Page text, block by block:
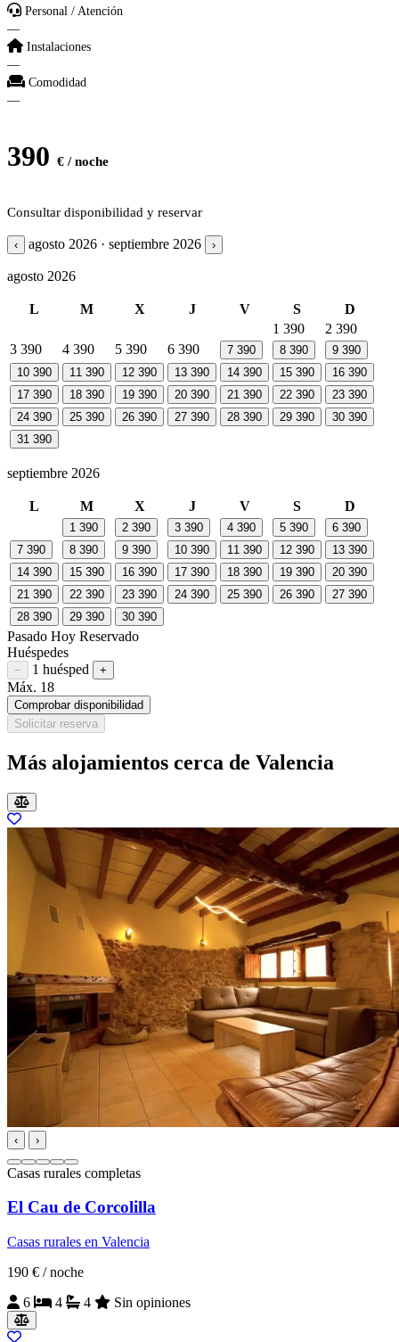
Personal / Atención
—
Instalaciones
—
Comodidad
—
390 € / noche
Consultar disponibilidad y reservar
‹ agosto 2026 · septiembre 2026 ›
agosto 2026
L M X J V S
D
1 390 2 390
3 390 4 390 5 390 6 390 7 390 8 390 9 390
10 390 11 390 12 390 13 390 14 390 15 390 16 390
17 390 18 390 19 390 20 390 21 390 22 390 23 390
24 390 25 390 26 390 27 390 28 390 29 390 30 390
31 390
septiembre 2026
L M X J V S D
1 390 2 390 3 390 4 390 5 390 6 390
7 390 8 390 9 390 10 390 11 390 12 390 13 390
14 390 15 390 16 390 17 390 18 390 19 390 20 390
21 390 22 390 23 390 24 390 25 390 26 390 27 390
28 390 29 390 30 390
Pasado Hoy Reservado
Huéspedes
Restar huésped
− 1 huésped Sumar huésped
+
Máx. 18
Comprobar disponibilidad
Solicitar reserva
Más alojamientos cerca de Valencia
‹ ›
Casas rurales completas
El Cau de Corcolilla
Casas rurales en Valencia
190 € / noche
6
4 4 Sin opiniones